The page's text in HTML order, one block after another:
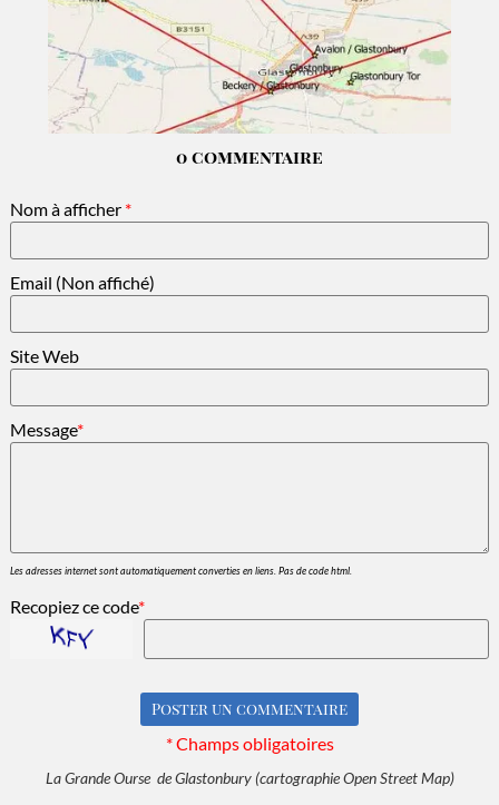
0 commentaire
Nom à afficher *
Email (Non affiché)
Site Web
Message*
Les adresses internet sont automatiquement converties en liens. Pas de code html.
Recopiez ce code*
* Champs obligatoires
La Grande Ourse de Glastonbury (cartographie Open Street Map)